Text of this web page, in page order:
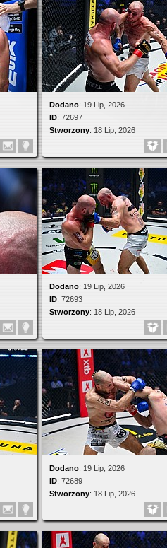
Dodano: 19 Lip, 2026
ID: 72697
Stworzony: 18 Lip, 2026
Dodano: 19 Lip, 2026
ID: 72693
Stworzony: 18 Lip, 2026
Dodano: 19 Lip, 2026
ID: 72689
Stworzony: 18 Lip, 2026